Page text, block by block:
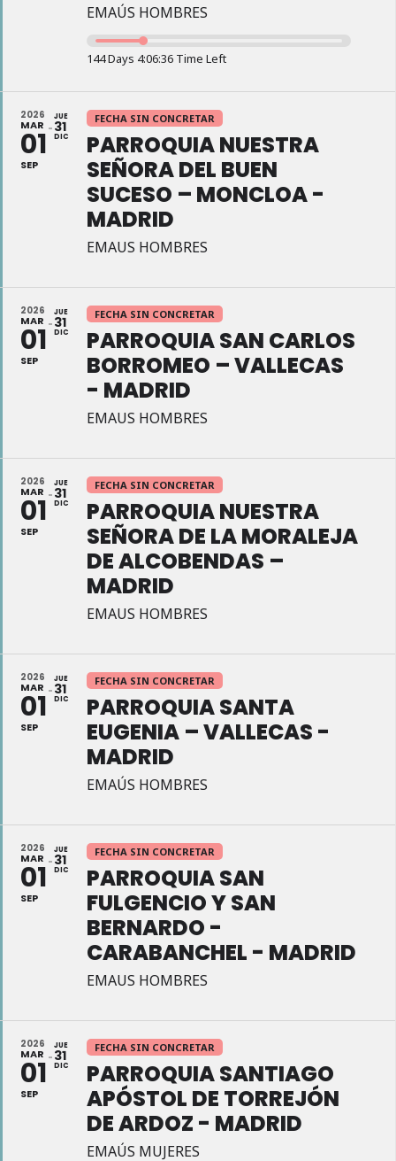
EMAÚS HOMBRES
144 Days 4:06:35 Time Left
2026
MAR
01
SEP
JUE
31
DIC
FECHA SIN CONCRETAR
PARROQUIA NUESTRA
SEÑORA DEL BUEN
SUCESO – MONCLOA -
MADRID
EMAUS HOMBRES
2026
MAR
01
SEP
JUE
31
DIC
FECHA SIN CONCRETAR
PARROQUIA SAN CARLOS
BORROMEO – VALLECAS
- MADRID
EMAUS HOMBRES
2026
MAR
01
SEP
JUE
31
DIC
FECHA SIN CONCRETAR
PARROQUIA NUESTRA
SEÑORA DE LA MORALEJA
DE ALCOBENDAS –
MADRID
EMAUS HOMBRES
2026
MAR
01
SEP
JUE
31
DIC
FECHA SIN CONCRETAR
PARROQUIA SANTA
EUGENIA – VALLECAS -
MADRID
EMAÚS HOMBRES
2026
MAR
01
SEP
JUE
31
DIC
FECHA SIN CONCRETAR
PARROQUIA SAN
FULGENCIO Y SAN
BERNARDO -
CARABANCHEL - MADRID
EMAUS HOMBRES
2026
MAR
01
SEP
JUE
31
DIC
FECHA SIN CONCRETAR
PARROQUIA SANTIAGO
APÓSTOL DE TORREJÓN
DE ARDOZ - MADRID
EMAÚS MUJERES